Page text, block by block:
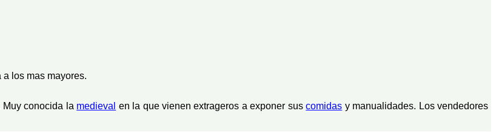
los mas mayores.
Muy conocida la medieval en la que vienen extrageros a exponer suscomidas y manualidades. Los vendedores